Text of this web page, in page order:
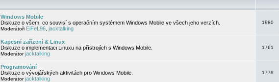
Windows Mobile
Diskuze o všem, co souvisí s operačním systémem Windows Mobile ve všech jeho verzích.
Moderátoři EiFeL96 jacktalking
1980
Kapesní zařízení & Linux
Diskuze o implementaci Linuxu na přístrojích s Windows Mobile.
Moderátorjacktalking
1761
Programování
Diskuze o vývojářských aktivitách pro Windows Mobile.
Moderátorjacktalking
1779